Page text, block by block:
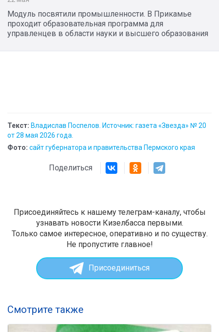
Модуль посвятили промышленности. В Прикамье
проходит образовательная программа для
управленцев в области науки и высшего образования
Текст: Владислав Поспелов. Источник: газета «Звезда» № 20
от 28 мая 2026 года.
Фото: сайт губернатора и правительства Пермского края
Поделиться
Присоединяйтесь к нашему телеграм-каналу, чтобы
узнавать новости Кизелбасса первыми.
Только самое интересное, оперативно и по существу.
Не пропустите главное!
Присоединиться
Смотрите также